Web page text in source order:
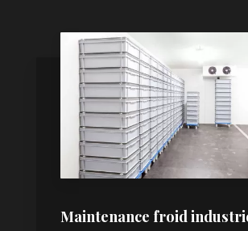
Maintenance froid